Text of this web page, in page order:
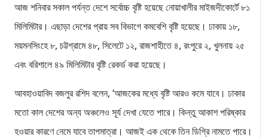
আজ শনিবার সকাল পর্যন্ত দেশে সর্বোচ্চ বৃষ্টি হয়েছে নোয়াখালীর মাইজদীকোর্টে ৮১
মিলিমিটার। এছাড়া দেশের প্রায় সব বিভাগে কমবেশি বৃষ্টি হয়েছে। ঢাকায় ১৮,
ময়মনসিংহে ৮, চট্টগ্রামে ৪৮, সিলেটে ১২, রাজশাহীতে ৪, রংপুরে ২, খুলনায় ২৫
এবং বরিশালে ৪৯ মিলিমিটার বৃষ্টি রেকর্ড করা হয়েছে।
আবহাওয়াবিদ বজলুর রশিদ বলেন, ‘আজকের মধ্যে বৃষ্টি আরও কমে যাবে। ঢাকার
মতো কাল দেশের অন্য অঞ্চলেও সূর্য দেখা যেতে পারে। কিন্তু আকাশ পরিষ্কার
হওয়ার কারণে নেমে যাবে তাপমাত্রা। আজই এক থেকে তিন ডিগ্রি নামতে পারে।